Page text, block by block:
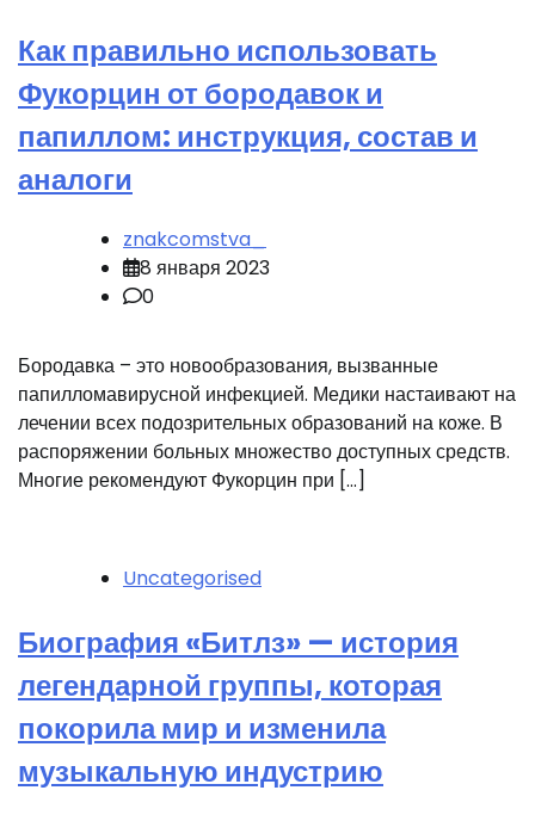
Как правильно использовать
Фукорцин от бородавок и
папиллом: инструкция, состав и
аналоги
znakcomstva_
8 января 2023
0
Бородавка – это новообразования, вызванные
папилломавирусной инфекцией. Медики настаивают на
лечении всех подозрительных образований на коже. В
распоряжении больных множество доступных средств.
Многие рекомендуют Фукорцин при […]
Uncategorised
Биография «Битлз» — история
легендарной группы, которая
покорила мир и изменила
музыкальную индустрию